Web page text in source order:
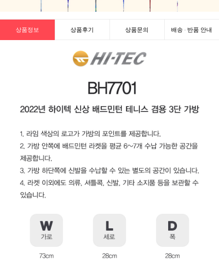
상품정보 상품후기 상품문의 배송 · 반품 안내